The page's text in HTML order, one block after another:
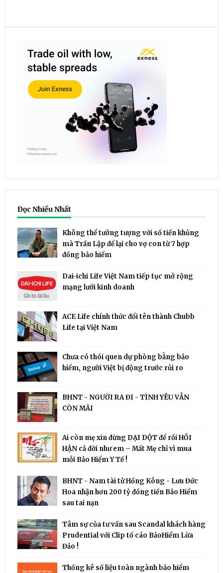
Đọc Nhiều Nhất
Không thể tưởng tượng với số tiền khủng
mà Trần Lập để lại cho vợ con từ 7 hợp
đồng bảo hiểm
Dai-ichi Life Việt Nam tiếp tục mở rộng
mạng lưới kinh doanh
ACE Life chính thức đổi tên thành Chubb
Life tại Việt Nam
Chưa có thói quen dự phòng bằng bảo
hiểm, người Việt bị động trước rủi ro
BHNT - NGƯỜI RA ĐI - TÌNH YÊU VẪN
CÒN MÃI
Ai còn mẹ xin đừng DẠI DỘT để rồi HỐI
HẬN cả đời như em – Mất Mẹ chỉ vì mua
mỗi Bảo Hiểm Y Tế !
BHNT - Nam tài tử Hồng Kông - Lưu Đức
Hoa nhận hơn 200 tỷ đồng tiền Bảo Hiểm
sau tai nạn
Tâm sự của tư vấn sau Scandal khách hàng
Prudential với Clip tố cáo BảoHiểm Lừa
Đảo !
Thống kê số liệu toàn ngành bảo hiểm